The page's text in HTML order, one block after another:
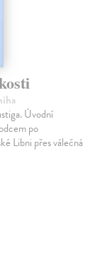
Úvodní
po
Libni přes válečná